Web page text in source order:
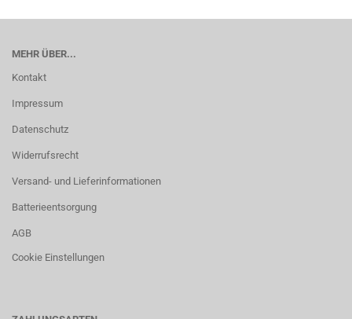
MEHR ÜBER...
Kontakt
Impressum
Datenschutz
Widerrufsrecht
Versand- und Lieferinformationen
Batterieentsorgung
AGB
Cookie Einstellungen